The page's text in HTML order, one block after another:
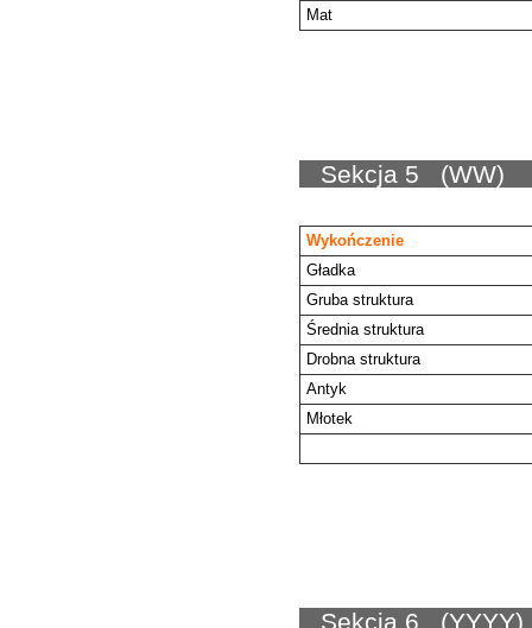
Mat
Wykończenie
Gładka
Gruba struktura
Średnia struktura
Drobna struktura
Antyk
Młotek